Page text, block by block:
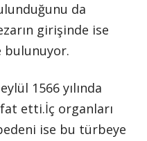
da
girişinde ise
bulunuyor.
1566 yılında
etti.İç organları
ise bu türbeye